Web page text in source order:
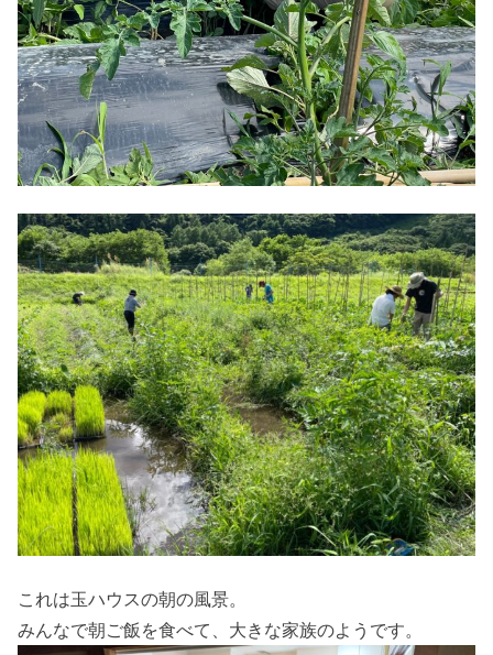
これは玉ハウスの朝の風景。
みんなで朝ご飯を食べて、大きな家族のようです。